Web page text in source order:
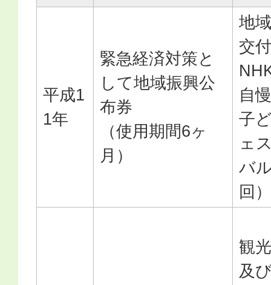
平成1
1年
緊急経済対策と
して地域振興公
布券
（使用期間6ヶ
月）
地
交
自
子
ェ
バ
回
観
及